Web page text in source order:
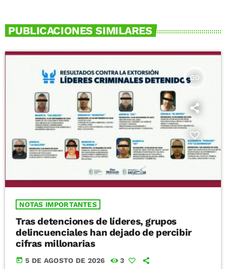
PUBLICACIONES SIMILARES
insert_link
NOTAS IMPORTANTES
Tras detenciones de líderes, grupos
delincuenciales han dejado de percibir
cifras millonarias
today 5 DE AGOSTO DE 2026 3